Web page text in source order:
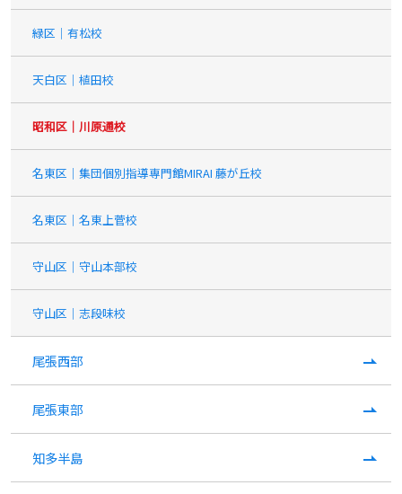
緑区｜有松校
天白区｜植田校
昭和区｜川原通校
名東区｜集団個別指導専門館MIRAI 藤が丘校
名東区｜名東上菅校
守山区｜守山本部校
守山区｜志段味校
尾張西部
尾張東部
知多半島